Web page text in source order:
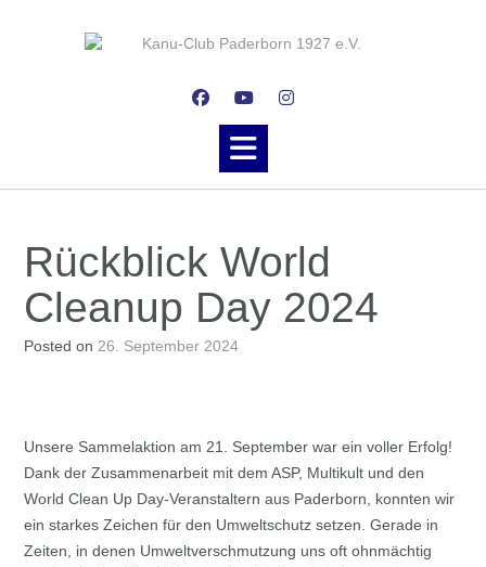
Rückblick World
Cleanup Day 2024
Posted on 26. September 2024
Unsere Sammelaktion am 21. September war ein voller Erfolg!
Dank der Zusammenarbeit mit dem ASP, Multikult und den
World Clean Up Day-Veranstaltern aus Paderborn, konnten wir
ein starkes Zeichen für den Umweltschutz setzen. Gerade in
Zeiten, in denen Umweltverschmutzung uns oft ohnmächtig